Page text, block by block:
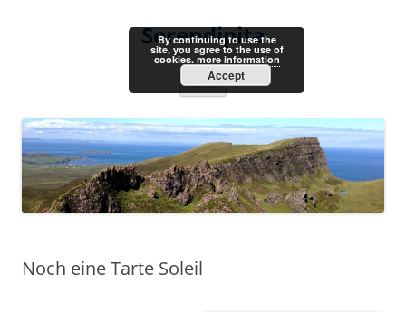
Serendipita
Menu
Noch eine Tarte Soleil
By continuing to use the
site, you agree to the use of
cookies. more information
Accept